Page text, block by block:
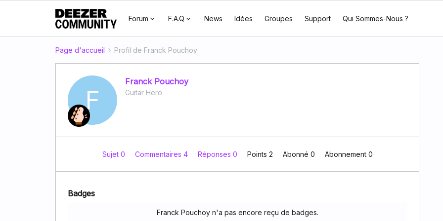
Forum F.A.Q News Idées Groupes Support Qui Sommes-Nous ?
Page d'accueil Profil de Franck Pouchoy
F
Franck Pouchoy
Guitar Hero
Sujet 0 Commentaires 4 Réponses 0 Points 2 Abonné 0 Abonnement 0
Badges
Franck Pouchoy n'a pas encore reçu de badges.